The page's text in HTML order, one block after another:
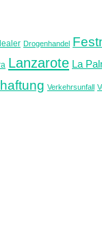
Drogenhandel
Lanzarote La
Verkehrsunfall